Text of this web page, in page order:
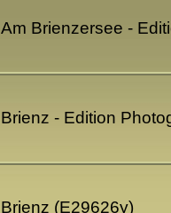
Am Brienzersee -
Brienz - Edition
Brienz (E29626y)